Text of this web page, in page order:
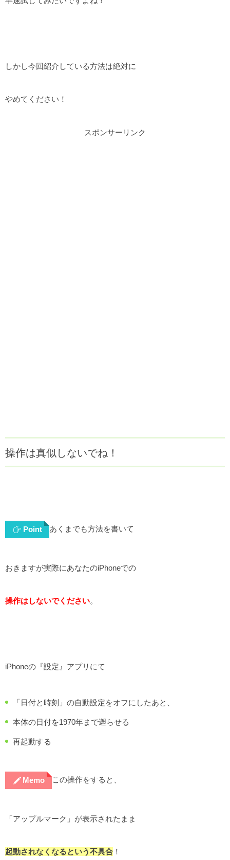
しかし今回紹介している方法は絶対に
やめてください！
スポンサーリンク
操作は真似しないでね！
Point あくまでも方法を書いて
おきますが実際にあなたのiPhoneでの
操作はしないでください。
iPhoneの『設定』アプリにて
「日付と時刻」の自動設定をオフにしたあと、
本体の日付を1970年まで遡らせる
再起動する
Memo この操作をすると、
「アップルマーク」が表示されたまま
起動されなくなるという不具合 ！